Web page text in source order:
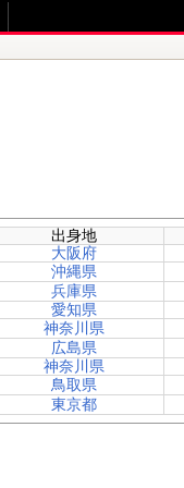
出身地
大阪府
沖縄県
兵庫県
愛知県
神奈川県
広島県
神奈川県
鳥取県
東京都